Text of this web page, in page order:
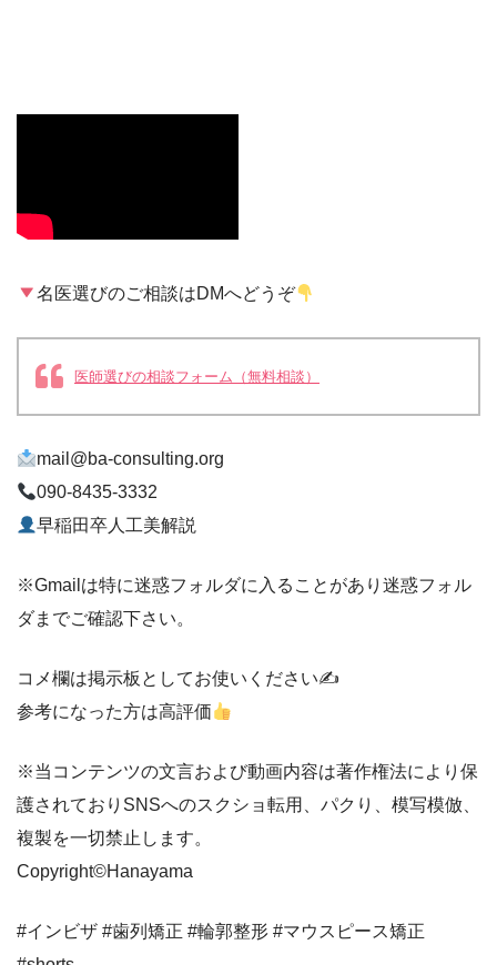
名医選びのご相談はDMへどうぞ
医師選びの相談フォーム（無料相談）
mail@ba-consulting.org
090-8435-3332
早稲田卒人工美解説
※Gmailは特に迷惑フォルダに入ることがあり迷惑フォル
ダまでご確認下さい。
コメ欄は掲示板としてお使いください✍️
参考になった方は高評価
※当コンテンツの文言および動画内容は著作権法により保
護されておりSNSへのスクショ転用、パクり、模写模倣、
複製を一切禁止します。
Copyright©︎Hanayama
#インビザ #歯列矯正 #輪郭整形 #マウスピース矯正